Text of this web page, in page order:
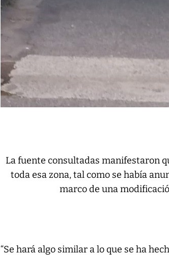
La fuente consultadas manifestaron
toda esa zona, tal como se había
marco de una
“Se hará algo similar a lo que se ha